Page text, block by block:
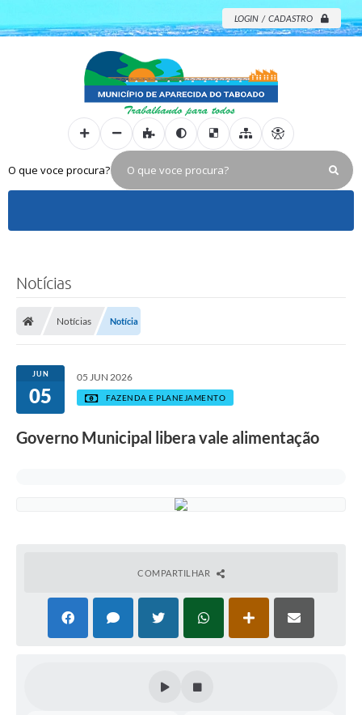
LOGIN / CADASTRO
O que voce procura?
Notícias
Notícias Notícia
JUN
05
05 JUN 2026
FAZENDA E PLANEJAMENTO
Governo Municipal libera vale alimentação
COMPARTILHAR